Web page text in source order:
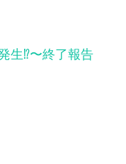
生⁉︎〜終了報告